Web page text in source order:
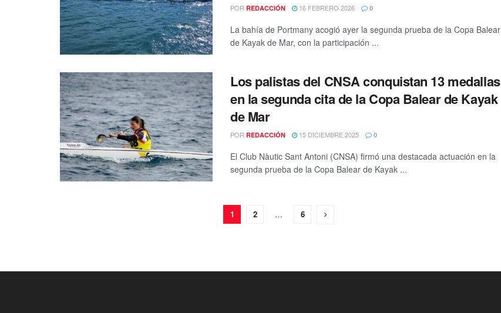
POR REDACCIÓN 16 FEBRERO 2026 0
La bahía de Portmany acogió ayer la segunda prueba de la Copa Balear
de Kayak de Mar, con la participación ...
Los palistas del CNSA conquistan 13 medallas
en la segunda cita de la Copa Balear de Kayak
de Mar
POR REDACCIÓN 15 DICIEMBRE 2025 0
El Club Nàutic Sant Antoni (CNSA) firmó una destacada actuación en la
segunda prueba de la Copa Balear de Kayak ...
1 2 … 6